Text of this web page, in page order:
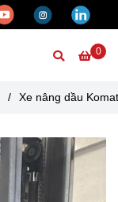
0
/ Xe nâng dầu